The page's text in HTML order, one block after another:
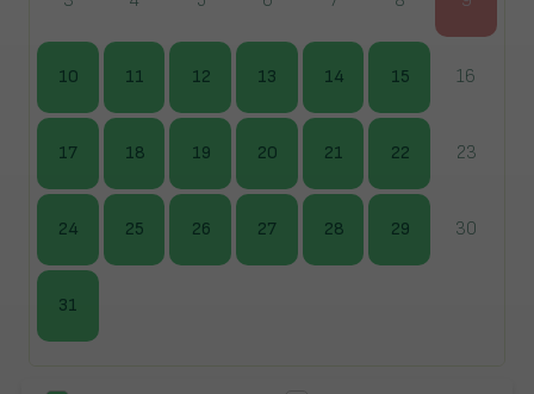
10 11 12 13 14 15 16
17 18 19 20 21 22 23
24 25 26 27 28 29 30
31